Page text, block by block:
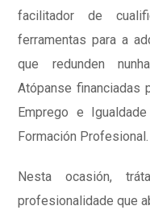
facilitador de
ferramentas para a
que redunden
Atópanse financiadas
Emprego e
Formación Profesional.
Nesta ocasión,
profesionalidade que